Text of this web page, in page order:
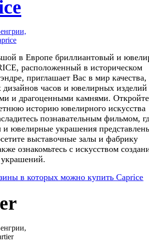
в Европе бриллиантовый и
расположенный в историческом
приглашает Вас в мир качества,
дизайнов часов и ювелирных изделий
и драгоценными камнями.
историю ювелирного искусства
познавательным фильмом,
и ювелирные украшения
выставочные залы и фабрику
ознакомьтесь с искусством
в которых можно купить Caprice